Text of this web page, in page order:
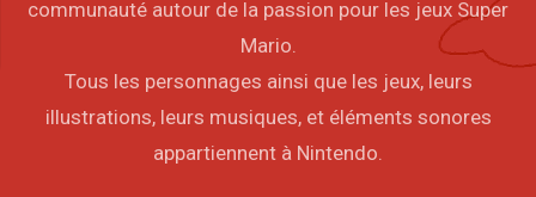
communauté autour de la passion pour les jeux Super
Mario.
Tous les personnages ainsi que les jeux, leurs
illustrations, leurs musiques, et éléments sonores
appartiennent à Nintendo.